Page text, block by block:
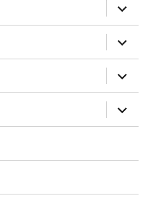
anzeigen
anzeigen
anzeigen
anzeigen